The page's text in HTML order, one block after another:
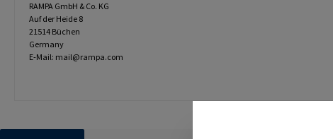
RAMPA GmbH & Co. KG
Auf der Heide 8
21514 Büchen
Germany
E-Mail: mail@rampa.com